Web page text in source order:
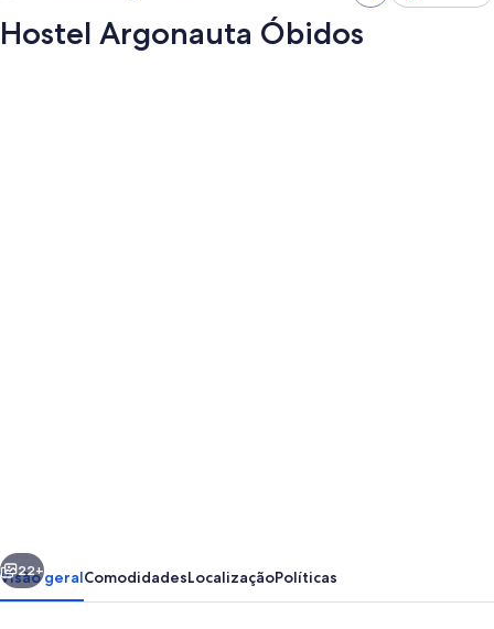
Hostel Argonauta Óbidos
Seguinte
22+
Visão geralComodidadesLocalizaçãoPolíticas